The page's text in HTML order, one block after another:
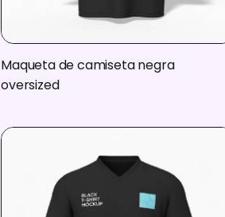
Maqueta de camiseta negra
oversized